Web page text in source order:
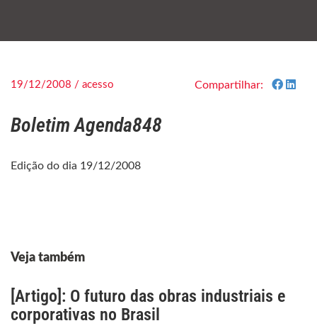
19/12/2008 / acesso Compartilhar:
Boletim Agenda848
Edição do dia 19/12/2008
Veja também
[Artigo]: O futuro das obras industriais e
corporativas no Brasil